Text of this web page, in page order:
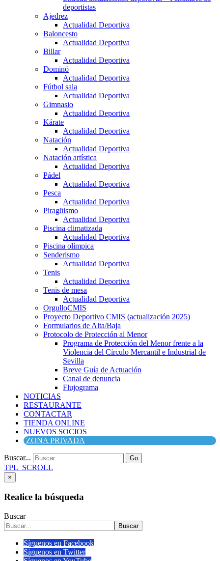
deportistas
Ajedrez
Actualidad Deportiva
Baloncesto
Actualidad Deportiva
Billar
Actualidad Deportiva
Dominó
Actualidad Deportiva
Fútbol sala
Actualidad Deportiva
Gimnasio
Actualidad Deportiva
Kárate
Actualidad Deportiva
Natación
Actualidad Deportiva
Natación artística
Actualidad Deportiva
Pádel
Actualidad Deportiva
Pesca
Actualidad Deportiva
Piragüismo
Actualidad Deportiva
Piscina climatizada
Actualidad Deportiva
Piscina olímpica
Senderismo
Actualidad Deportiva
Tenis
Actualidad Deportiva
Tenis de mesa
Actualidad Deportiva
OrgulloCMIS
Proyecto Deportivo CMIS (actualización 2025)
Formularios de Alta/Baja
Protocolo de Protección al Menor
Programa de Protección del Menor frente a la
Violencia del Círculo Mercantil e Industrial de
Sevilla
Breve Guía de Actuación
Canal de denuncia
Flujograma
NOTICIAS
RESTAURANTE
CONTACTAR
TIENDA ONLINE
NUEVOS SOCIOS
ZONA PRIVADA
Buscar... Go
TPL_SCROLL
×
Realice la búsqueda
Buscar
Buscar
Síguenos en Facebook
Síguenos en Twitter